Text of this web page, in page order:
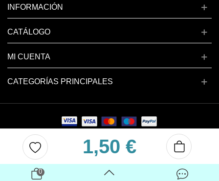
1,50 €
INFORMACIÓN
CATÁLOGO
MI CUENTA
CATEGORÍAS PRINCIPALES
Copyright © 2024 deluxenail.es
0